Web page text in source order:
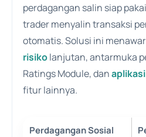
perdagangan salin siap
trader menyalin transaksi
otomatis. Solusi ini
risikolanjutan, antarmuka
Ratings Module, dan
fitur lainnya.
Perdagangan Sosial